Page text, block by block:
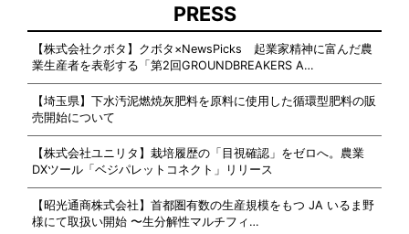
PRESS
【株式会社クボタ】クボタ×NewsPicks 起業家精神に富んだ農
業生産者を表彰する「第2回GROUNDBREAKERS A…
【埼玉県】下水汚泥燃焼灰肥料を原料に使用した循環型肥料の販
売開始について
【株式会社ユニリタ】栽培履歴の「目視確認」をゼロへ。農業
DXツール「ベジパレットコネクト」リリース
【昭光通商株式会社】首都圏有数の生産規模をもつ JA いるま野
様にて取扱い開始 〜生分解性マルチフィ…